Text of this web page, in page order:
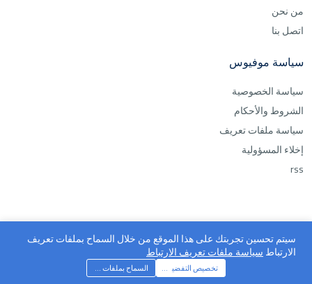
من نحن
اتصل بنا
سياسة موفيوس
سياسة الخصوصية
الشروط والأحكام
سياسة ملفات تعريف
إخلاء المسؤولية
rss
موفيوس ©2026 جميع الحقوق محفوظة
سيتم تحسين تجربتك على هذا الموقع من خلال السماح بملفات تعريف
الارتباطسياسة ملفات تعريف الارتباط
تخصيص التفضيلات السماح بملفات تعريف الارتباط